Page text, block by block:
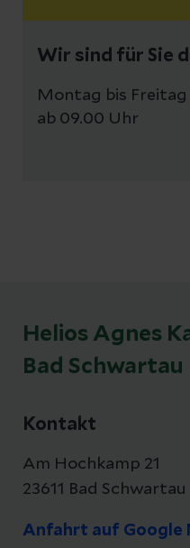
Wir sind für Sie
Montag bis Freitag
ab 09.00 Uhr
Helios Agnes
Bad Schwartau
Kontakt
Am Hochkamp 21
23611 Bad Schwartau
Anfahrt auf Google